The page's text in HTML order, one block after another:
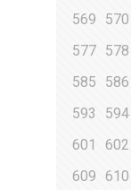
569
570
577 578
585
586
593
594
601
602
609
610